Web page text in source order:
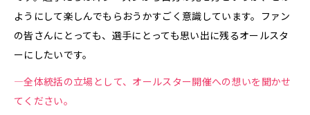
ようにして楽しんでもらおうかすごく意識しています。ファン
の皆さんにとっても、選手にとっても思い出に残るオールスタ
ーにしたいです。
—全体統括の立場として、オールスター開催への想いを聞かせ
てください。